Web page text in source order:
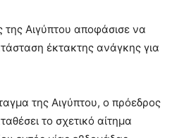
Αιγύπτου αποφάσισε να
έκτακτης ανάγκης για
της Αιγύπτου, ο πρόεδρος
το σχετικό αίτημα